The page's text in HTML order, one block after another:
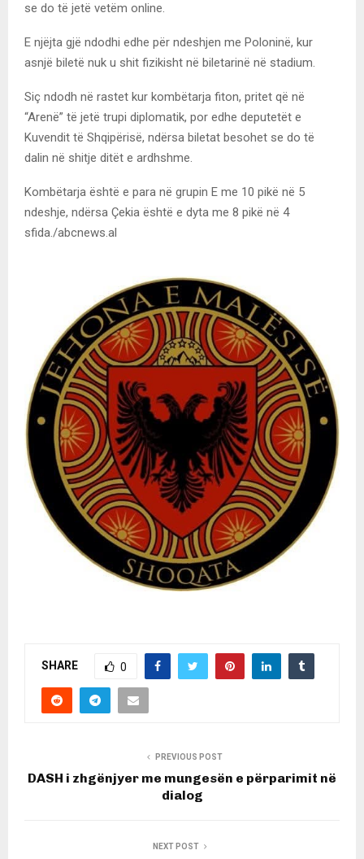
se do të jetë vetëm online.
E njëjta gjë ndodhi edhe për ndeshjen me Poloninë, kur
asnjë biletë nuk u shit fizikisht në biletarinë në stadium.
Siç ndodh në rastet kur kombëtarja fiton, pritet që në
“Arenë” të jetë trupi diplomatik, por edhe deputetët e
Kuvendit të Shqipërisë, ndërsa biletat besohet se do të
dalin në shitje ditët e ardhshme.
Kombëtarja është e para në grupin E me 10 pikë në 5
ndeshje, ndërsa Çekia është e dyta me 8 pikë në 4
sfida./abcnews.al
SHARE 0
PREVIOUS POST
DASH i zhgënjyer me mungesën e përparimit në
dialog
NEXT POST